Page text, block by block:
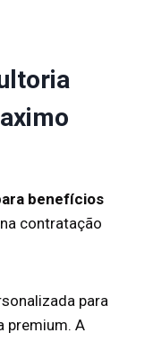
benefícios
contratação
para
premium. A